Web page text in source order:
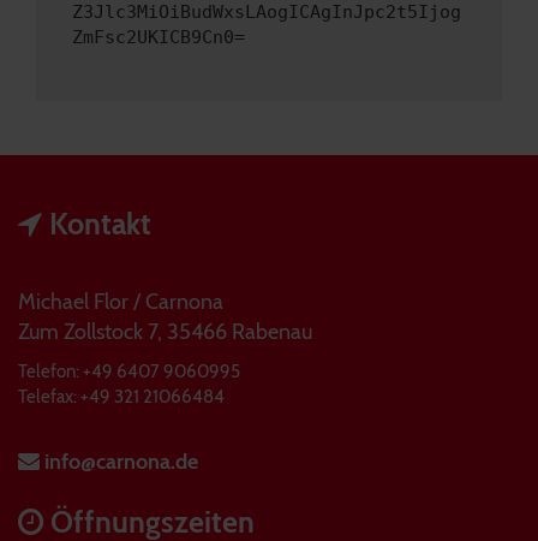
Z3Jlc3MiOiBudWxsLAogICAgInJpc2t5Ijog
ZmFsc2UKICB9Cn0=
Kontakt
Michael Flor / Carnona
Zum Zollstock 7, 35466 Rabenau
Telefon: +49 6407 9060995
Telefax: +49 321 21066484
info@carnona.de
Öffnungszeiten